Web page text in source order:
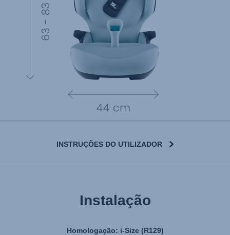
INSTRUÇÕES DO UTILIZADOR
Instalação
Homologação: i-Size (R129)